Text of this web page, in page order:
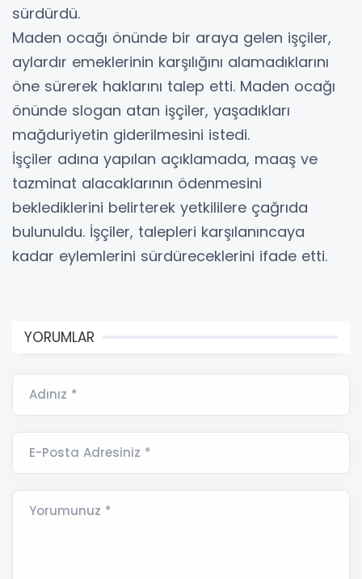
sürdürdü.
Maden ocağı önünde bir araya gelen işçiler,
aylardır emeklerinin karşılığını alamadıklarını
öne sürerek haklarını talep etti. Maden ocağı
önünde slogan atan işçiler, yaşadıkları
mağduriyetin giderilmesini istedi.
İşçiler adına yapılan açıklamada, maaş ve
tazminat alacaklarının ödenmesini
beklediklerini belirterek yetkililere çağrıda
bulunuldu. İşçiler, talepleri karşılanıncaya
kadar eylemlerini sürdüreceklerini ifade etti.
YORUMLAR
Adınız *
E-Posta Adresiniz *
Yorumunuz *